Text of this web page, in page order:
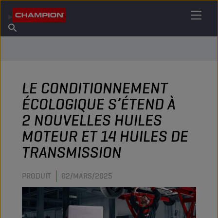
À propos de Champion
Trouver un point de vente
LE CONDITIONNEMENT
ÉCOLOGIQUE S’ÉTEND À
2 NOUVELLES HUILES
MOTEUR ET 14 HUILES DE
TRANSMISSION
PRODUIT 02/MARS/2025